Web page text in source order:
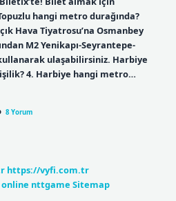
hangi metro durağında?
Hava Tiyatrosu’na Osmanbey
M2 Yenikapı-Seyrantepe-
ulaşabilirsiniz. Harbiye
4. Harbiye hangi metro…
8 Yorum
https://vyfi.com.tr
nttgame Sitemap